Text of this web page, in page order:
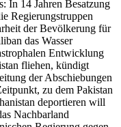
In 14 Jahren Besatzung
Regierungstruppen
der Bevölkerung für
das Wasser
Entwicklung
fliehen, kündigt
der Abschiebungen
zu dem Pakistan
deportieren will
Nachbarland